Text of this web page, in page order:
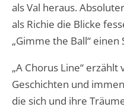
als Val heraus.
als Richie die Blicke
„Gimme the Ball“
„A Chorus Line“
Geschichten und
die sich und ihre